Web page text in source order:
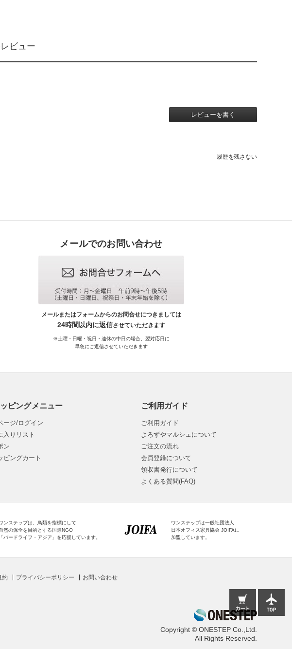
ビュー
レビューを書く
履歴を残さない
メールでのお問い合わせ
メールまたはフォームからのお問合せにつきましては
24時間以内に返信させていただきます
※土曜・日曜・祝日・連休の中日の場合、翌対応日に
早急にご返信させていただきます
ピングメニュー
ージ/ログイン
入りリスト
ン
ピングカート
ご利用ガイド
ご利用ガイド
よろずやマルシェについて
ご注文の流れ
会員登録について
領収書発行について
よくある質問(FAQ)
ンステップは、鳥類を指標にして
然の保全を目的とする国際NGO
「バードライフ・アジア」を応援しています。
ワンステップは一般社団法人
日本オフィス家具協会 JOIFAに
加盟しています。
約 プライバシーポリシー お問い合わせ
Copyright © ONESTEP Co.,Ltd.
All Rights Reserved.